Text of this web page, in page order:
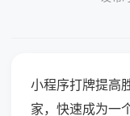
小程序打牌提高
家，快速成为一